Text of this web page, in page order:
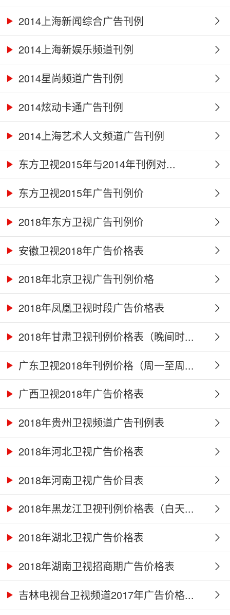
2014上海新闻综合广告刊例
2014上海新娱乐频道刊例
2014星尚频道广告刊例
2014炫动卡通广告刊例
2014上海艺术人文频道广告刊例
东方卫视2015年与2014年刊例对...
东方卫视2015年广告刊例价
2018年东方卫视广告刊例价
安徽卫视2018年广告价格表
2018年北京卫视广告刊例价格
2018年凤凰卫视时段广告价格表
2018年甘肃卫视刊例价格表（晚间时...
广东卫视2018年刊例价格（周一至周...
广西卫视2018年广告价格表
2018年贵州卫视频道广告刊例表
2018年河北卫视广告价格表
2018年河南卫视广告价目表
2018年黑龙江卫视刊例价格表（白天...
2018年湖北卫视广告价格表
2018年湖南卫视招商期广告价格表
吉林电视台卫视频道2017年广告价格...